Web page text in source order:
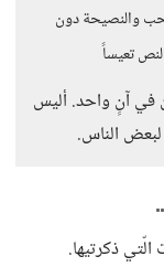
والنصيحة دون
تعيساً
في آنٍ واحد. أليس
الناس.
ذكرتيها.